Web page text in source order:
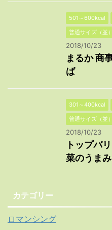
501～600kcal
普通サイズ（並）
2018/10/23
まるか 商
ば
301～400kcal
普通サイズ（並）
2018/10/23
トップバ
菜のうま
カテゴリー
ロマンシング